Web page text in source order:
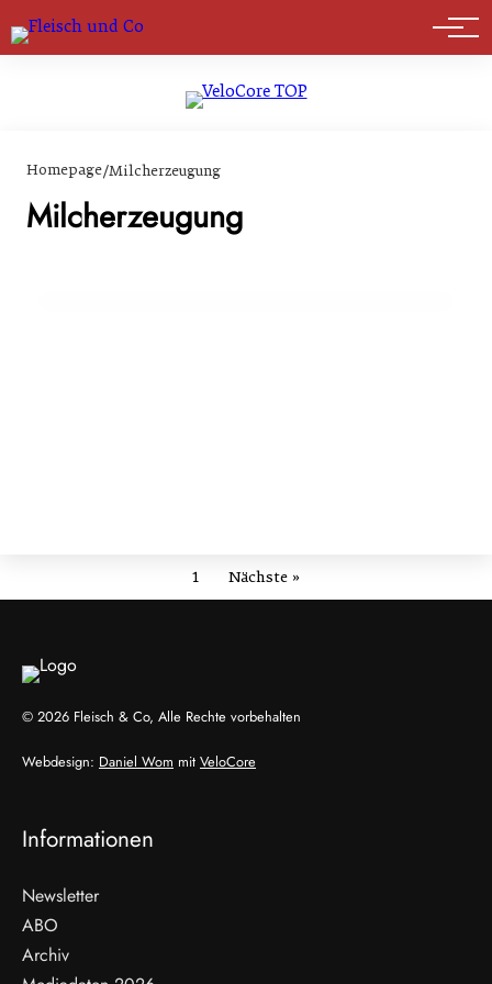
Marktführer
Homepage/Milcherzeugung
Milcherzeugung
10. März 2024
Heumilchwirtschaft im Alpenbogen von den
Vereinigten Nationen als Weltkulturerbe
1 Nächste »
© 2026 Fleisch & Co, Alle Rechte vorbehalten
Webdesign: Daniel Wom mit VeloCore
Informationen
Newsletter
ABO
Archiv